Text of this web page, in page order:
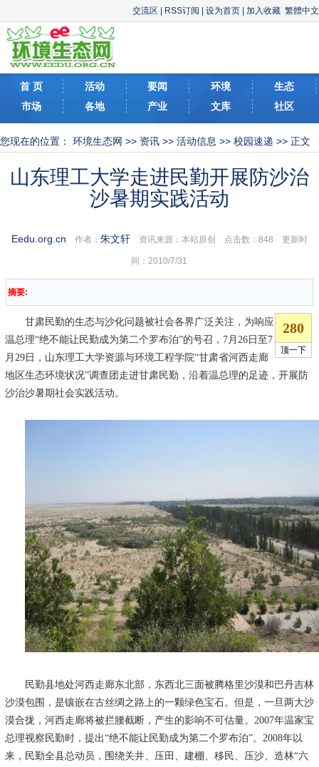
交流区 RSS订阅 设为首页 加入收藏 繁體中文
首 页 活动 要闻 环境
生态
市场
各地 产业 文库 社区
您现在的位置： 环境生态网 >> 资讯 >> 活动信息 >> 校园速递 >> 正文
山东理工大学走进民勤开展防沙治
沙暑期实践活动
Eedu.org.cn 作者： 朱文轩资讯来源：本站原创 点击数： 848 更新时
间：2010/7/31
摘要:
甘肃民勤的生态与沙化问题被社会各界广泛关注，为响应
温总理“绝不能让民勤成为第二个罗布泊”的号召， 7月 26日至 7
月 29日，山东理工大学资源与环境工程学院“甘肃省河西走廊
地区生态环境状况”调查团走进甘肃民勤， 沿着温总理的足迹，开展防
沙治沙暑期社会实践活动。
民勤县地处河西走廊东北部，东西北三面被腾格里沙漠和巴丹吉林
沙漠包围，是镶嵌在古丝绸之路上的一颗绿色宝石。但是，一旦两大沙
漠合拢，河西走廊将被拦腰截断，产生的影响不可估量。 2007年温家宝
总理视察民勤时，提出“绝不能让民勤成为第二个罗布泊”。 2008年以
来，民勤全县总动员，围绕关井、压田、建棚、移民、压沙、造林“六